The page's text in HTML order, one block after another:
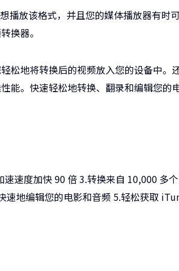
播放该格式，并且您的媒体播放器有时
换器。
松地将转换后的视频放入您的设备中。
能。快速轻松地转换、翻录和编辑您的
速度加快 90 倍 3.转换来自 10,000 多
速地编辑您的电影和音频 5.轻松获取